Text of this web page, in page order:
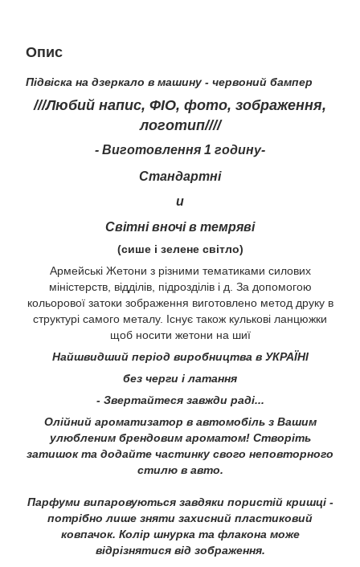
Опис
Підвіска на дзеркало в машину - червоний бампер
///Любий напис, ФІО, фото, зображення,
логотип////
- Виготовлення 1 годину-
Стандартні
и
Світні вночі в темряві
(сише і зелене світло)
Армейські Жетони з різними тематиками силових
міністерств, відділів, підрозділів і д. За допомогою
кольорової затоки зображення виготовлено метод друку в
структурі самого металу. Існує також кулькові ланцюжки
щоб носити жетони на шиї
Найшвидший період виробництва в УКРАЇНІ
без черги і латання
- Звертайтеся завжди раді...
Олійний ароматизатор в автомобіль з Вашим
улюбленим брендовим ароматом! Створіть
затишок та додайте частинку свого неповторного
стилю в авто.
Парфуми випаровуються завдяки пористій кришці -
потрібно лише зняти захисний пластиковий
ковпачок. Колір шнурка та флакона може
відрізнятися від зображення.